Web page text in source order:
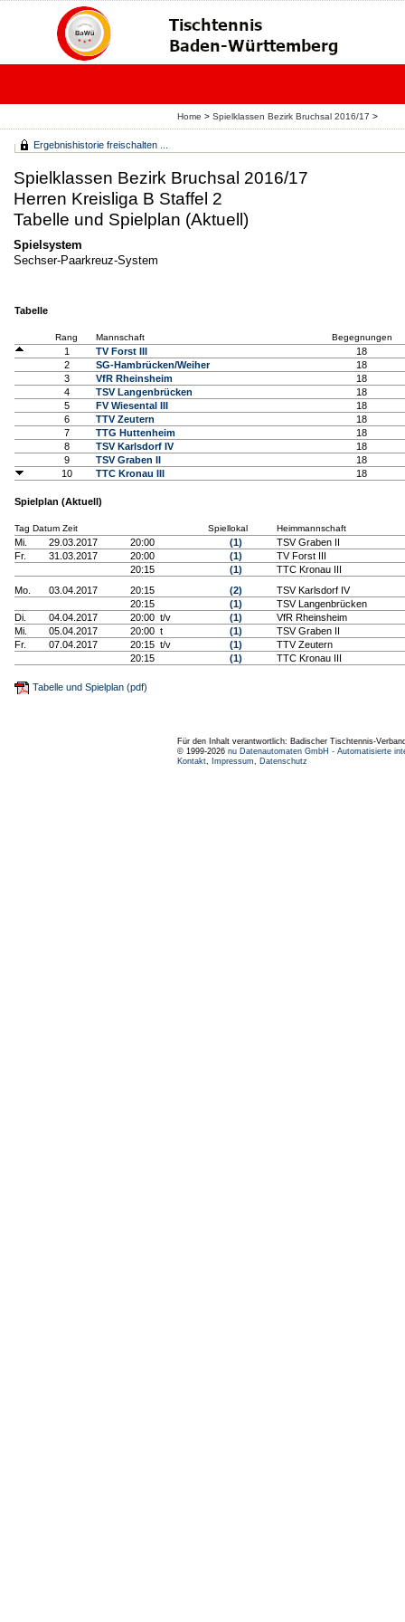
Home > Spielklassen Bezirk Bruchsal 2016/17 >
Ergebnishistorie freischalten ...
Spielklassen Bezirk Bruchsal 2016/17
Herren Kreisliga B Staffel 2
Tabelle und Spielplan (Aktuell)
Spielsystem
Sechser-Paarkreuz-System
Tabelle
Rang Mannschaft Begegnungen
1 TV Forst III
18
2
SG-Hambrücken/Weiher
18
3
VfR Rheinsheim
18
4
TSV Langenbrücken
18
5
FV Wiesental III
18
6
TTV Zeutern
18
7
TTG Huttenheim
18
8
TSV Karlsdorf IV
18
9
TSV Graben II
18
10
TTC Kronau III 18
Spielplan (Aktuell)
Tag Datum Zeit Spiellokal Heimmannschaft
Mi. 29.03.2017 20:00 (1)
TSV Graben II
Fr.
31.03.2017 20:00 (1)
TV Forst III
20:15
(1)
TTC Kronau III
Mo.
03.04.2017 20:15 (2)
TSV Karlsdorf IV
20:15
(1)
TSV Langenbrücken
Di.
04.04.2017 20:00 t/v (1)
VfR Rheinsheim
Mi.
05.04.2017 20:00 t (1)
TSV Graben II
Fr.
07.04.2017 20:15 t/v (1)
TTV Zeutern
20:15
(1) TTC Kronau III
Tabelle und Spielplan (pdf)
Für den Inhalt verantwortlich: Badischer Tischtennis-
© 1999-2026 nu Datenautomaten GmbH - Automatisierte
Kontakt, Impressum, Datenschutz